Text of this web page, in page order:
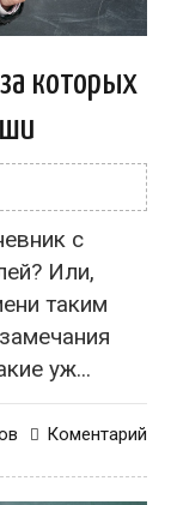
которых
с
Или,
таким
уж...
Коментарий